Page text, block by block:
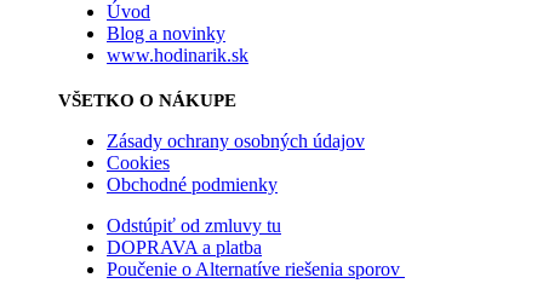
Úvod
Blog a novinky
www.hodinarik.sk
VŠETKO O NÁKUPE
Zásady ochrany osobných údajov
Cookies
Obchodné podmienky
Odstúpiť od zmluvy tu
DOPRAVA a platba
Poučenie o Alternatíve riešenia sporov